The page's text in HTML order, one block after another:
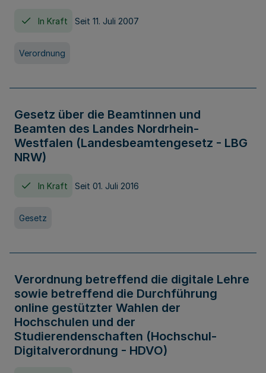
In Kraft Seit 11. Juli 2007
Verordnung
Gesetz über die Beamtinnen und
Beamten des Landes Nordrhein-
Westfalen (Landesbeamtengesetz - LBG
NRW)
In Kraft Seit 01. Juli 2016
Gesetz
Verordnung betreffend die digitale Lehre
sowie betreffend die Durchführung
online gestützter Wahlen der
Hochschulen und der
Studierendenschaften (Hochschul-
Digitalverordnung - HDVO)